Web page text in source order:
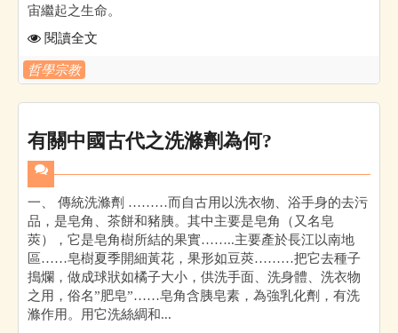
宙繼起之生命。
閱讀全文
哲學宗教
有關中國古代之洗滌劑為何?
一、 傳統洗滌劑 ………而自古用以洗衣物、浴手身的去污
品，是皂角、茶餅和豬胰。其中主要是皂角（又名皂
莢），它是皂角樹所結的果實……..主要產於長江以南地
區……皂樹夏季開細黃花，果形如豆莢………把它去種子
搗爛，做成球狀如橘子大小，供洗手面、洗身體、洗衣物
之用，俗名”肥皂”……皂角含胰皂素，為強乳化劑，有洗
滌作用。用它洗絲綢和...